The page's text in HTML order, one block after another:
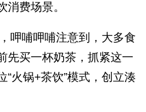
消费场景。
呷哺呷哺注意到，大多食
先买一杯奶茶，抓紧这一
火锅+茶饮”模式，创立湊